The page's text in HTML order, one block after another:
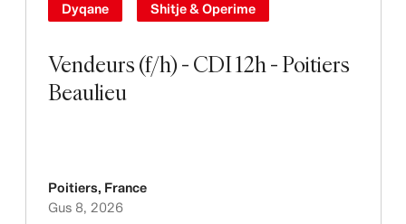
Vendeurs (f/h) - CDI 12h - Poitiers
Beaulieu
Dyqane Shitje & Operime
Poitiers, France
Gus 8, 2026